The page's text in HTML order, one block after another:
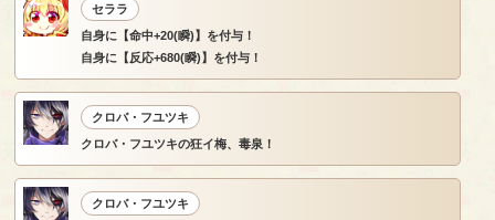
セララ
自身に【命中+20(瞬)】を付与！
自身に【反応+680(瞬)】を付与！
クロバ・フユツキ
クロバ・フユツキの狂イ梅、毒泉！
クロバ・フユツキ